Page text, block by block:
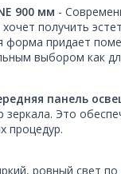
900 мм -
получить
форма придает
выбором как
панель
Это
процедур.
ровный свет